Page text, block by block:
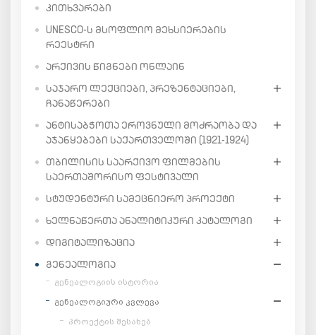
ᲙᲘᲗᲮᲕᲐᲠᲔᲑᲘ
UNESCO-Ს ᲛᲡᲝᲤᲚᲘᲝ ᲛᲔᲮᲡᲘᲔᲠᲔᲑᲘᲡ
ᲠᲔᲔᲡᲢᲠᲘ
ᲐᲠᲥᲘᲕᲘᲡ ᲬᲘᲒᲜᲔᲑᲘ ᲝᲜᲚᲐᲘᲜ
ᲡᲐᲯᲐᲠᲝ ᲚᲔᲥᲪᲘᲔᲑᲘ, ᲞᲠᲔᲖᲔᲜᲢᲐᲪᲘᲔᲑᲘ,
ᲩᲐᲜᲐᲬᲔᲠᲔᲑᲘ
ᲐᲜᲢᲘᲡᲐᲑᲭᲝᲗᲐ ᲔᲠᲝᲕᲜᲣᲚᲘ ᲛᲝᲫᲠᲐᲝᲑᲐ ᲓᲐ
ᲐᲯᲐᲜᲧᲔᲑᲔᲑᲘ ᲡᲐᲥᲐᲠᲗᲕᲔᲚᲝᲨᲘ (1921-1924)
ᲗᲑᲘᲚᲘᲡᲘᲡ ᲡᲐᲐᲠᲥᲘᲕᲝ ᲤᲘᲚᲛᲔᲑᲘᲡ
ᲡᲐᲔᲠᲗᲐᲨᲝᲠᲘᲡᲝ ᲤᲔᲡᲢᲘᲕᲐᲚᲘ
ᲡᲢᲣᲓᲔᲜᲢᲣᲠᲘ ᲡᲐᲛᲔᲪᲜᲘᲔᲠᲝ ᲞᲠᲝᲔᲥᲢᲘ
ᲮᲔᲚᲜᲐᲬᲔᲠᲗᲐ ᲐᲜᲐᲚᲘᲢᲘᲙᲣᲠᲘ ᲙᲐᲢᲐᲚᲝᲒᲘ
ᲓᲘᲒᲘᲢᲐᲚᲘᲖᲐᲪᲘᲐ
ᲒᲔᲜᲔᲐᲚᲝᲒᲘᲐ
გენეალოგიის ისტორია
გენეალოგიური კვლევა
პროექტის შესახებ